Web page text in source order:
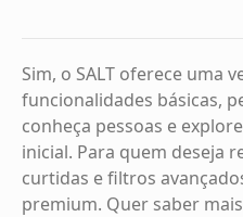
Sim, o SALT oferece uma
funcionalidades básicas,
conheça pessoas e
inicial. Para quem deseja
curtidas e filtros
premium. Quer saber